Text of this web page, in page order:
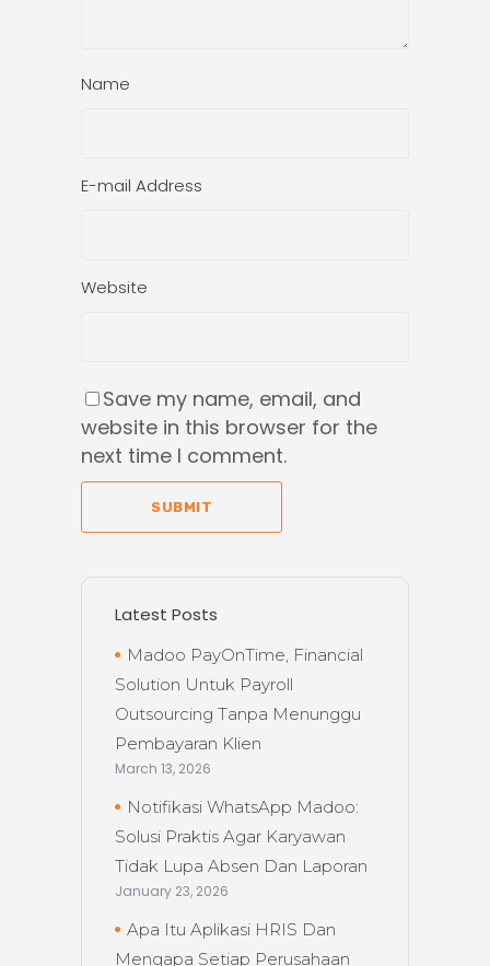
Name
E-mail Address
Website
Save my name, email, and
website in this browser for the
next time I comment.
SUBMIT
Latest Posts
Madoo PayOnTime, Financial
Solution Untuk Payroll
Outsourcing Tanpa Menunggu
Pembayaran Klien
March 13, 2026
Notifikasi WhatsApp Madoo:
Solusi Praktis Agar Karyawan
Tidak Lupa Absen Dan Laporan
January 23, 2026
Apa Itu Aplikasi HRIS Dan
Mengapa Setiap Perusahaan